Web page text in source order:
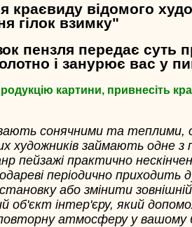
краєвиду відомого
гілок взимку"
пензля передає суть
і занурює вас у
картини, привнесіть
сонячними та теплими,
художників займають одне
пейзажі практично
періодично
або змінити
об'єкт інтер'єру, який
атмосферу у вашому